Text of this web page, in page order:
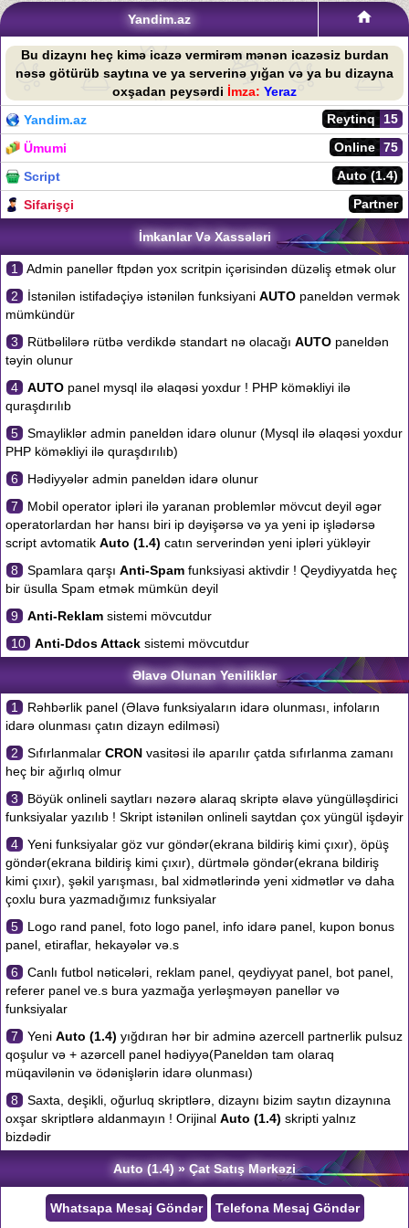
Yandim.az
Bu dizaynı heç kimə icazə vermirəm mənən icazəsiz burdan
nəsə götürüb saytına ve ya serverinə yığan və ya bu dizayna
oxşadan peysərdi İmza: Yeraz
Yandim.az
15
Reytinq
Ümumi
75
Online
Script
Auto (1.4)
Sifarişçi
Partner
İmkanlar Və Xassələri
1
Admin panellər ftpdən yox scritpin içərisindən düzəliş etmək olur
2
İstənilən istifadəçiyə istənilən funksiyani AUTO paneldən vermək
mümkündür
3
Rütbəlilərə rütbə verdikdə standart nə olacağı AUTO paneldən
təyin olunur
4
AUTO panel mysql ilə əlaqəsi yoxdur ! PHP köməkliyi ilə
quraşdırılıb
5
Smayliklər admin paneldən idarə olunur (Mysql ilə əlaqəsi yoxdur
PHP köməkliyi ilə quraşdırılıb)
6
Hədiyyələr admin paneldən idarə olunur
7
Mobil operator ipləri ilə yaranan problemlər mövcut deyil əgər
operatorlardan hər hansı biri ip dəyişərsə və ya yeni ip işlədərsə
script avtomatik Auto (1.4) catın serverindən yeni ipləri yükləyir
8
Spamlara qarşı Anti-Spam funksiyasi aktivdir ! Qeydiyyatda heç
bir üsulla Spam etmək mümkün deyil
9
Anti-Reklam sistemi mövcutdur
10
Anti-Ddos Attack sistemi mövcutdur
Əlavə Olunan Yeniliklər
1
Rəhbərlik panel (Əlavə funksiyaların idarə olunması, infoların
idarə olunması çatın dizayn edilməsi)
2
Sıfırlanmalar CRON vasitəsi ilə aparılır çatda sıfırlanma zamanı
heç bir ağırlıq olmur
3
Böyük onlineli saytları nəzərə alaraq skriptə əlavə yüngülləşdirici
funksiyalar yazılıb ! Skript istənilən onlineli saytdan çox yüngül işdəyir
4
Yeni funksiyalar göz vur göndər(ekrana bildiriş kimi çıxır), öpüş
göndər(ekrana bildiriş kimi çıxır), dürtmələ göndər(ekrana bildiriş
kimi çıxır), şəkil yarışması, bal xidmətlərində yeni xidmətlər və daha
çoxlu bura yazmadığımız funksiyalar
5
Logo rand panel, foto logo panel, info idarə panel, kupon bonus
panel, etiraflar, hekayələr və.s
6
Canlı futbol nəticələri, reklam panel, qeydiyyat panel, bot panel,
referer panel ve.s bura yazmağa yerləşməyən panellər və
funksiyalar
7
Yeni Auto (1.4) yığdıran hər bir adminə azercell partnerlik pulsuz
qoşulur və + azərcell panel hədiyyə(Paneldən tam olaraq
müqavilənin və ödənişlərin idarə olunması)
8
Saxta, deşikli, oğurluq skriptlərə, dizaynı bizim saytın dizaynına
oxşar skriptlərə aldanmayın ! Orijinal Auto (1.4) skripti yalnız
bizdədir
Auto (1.4) » Çat Satış Mərkəzi
Whatsapa Mesaj Göndər Telefona Mesaj Göndər